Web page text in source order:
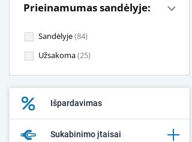
Prieinamumas sandėlyje:
Sandėlyje(84)
Užsakoma(25)
Išpardavimas
Sukabinimo įtaisai